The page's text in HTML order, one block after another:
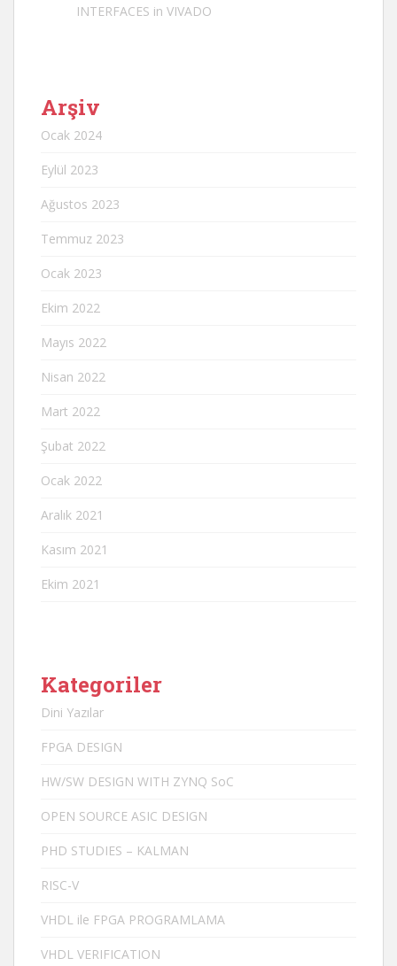
INTERFACES in VIVADO
Arşiv
Ocak 2024
Eylül 2023
Ağustos 2023
Temmuz 2023
Ocak 2023
Ekim 2022
Mayıs 2022
Nisan 2022
Mart 2022
Şubat 2022
Ocak 2022
Aralık 2021
Kasım 2021
Ekim 2021
Kategoriler
Dini Yazılar
FPGA DESIGN
HW/SW DESIGN WITH ZYNQ SoC
OPEN SOURCE ASIC DESIGN
PHD STUDIES – KALMAN
RISC-V
VHDL ile FPGA PROGRAMLAMA
VHDL VERIFICATION